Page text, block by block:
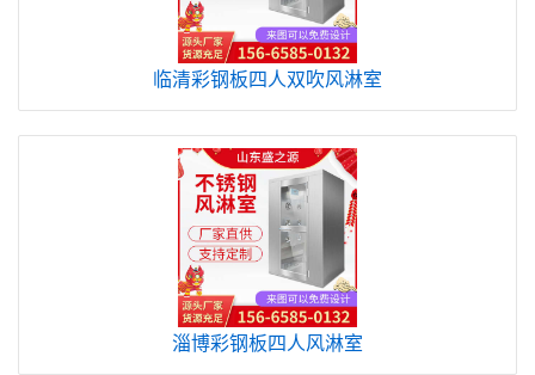
临清彩钢板四人双吹风淋室
淄博彩钢板四人风淋室